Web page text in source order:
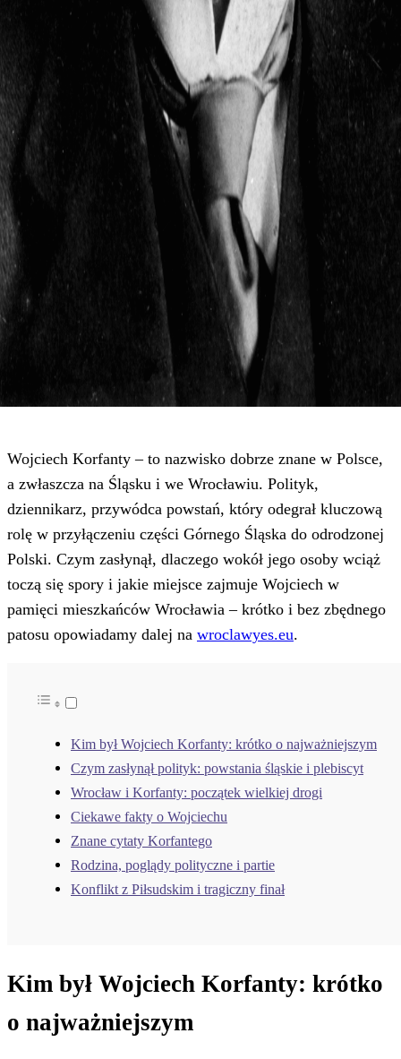
Wojciech Korfanty – to nazwisko dobrze znane w Polsce,
a zwłaszcza na Śląsku i we Wrocławiu. Polityk,
dziennikarz, przywódca powstań, który odegrał kluczową
rolę w przyłączeniu części Górnego Śląska do odrodzonej
Polski. Czym zasłynął, dlaczego wokół jego osoby wciąż
toczą się spory i jakie miejsce zajmuje Wojciech w
pamięci mieszkańców Wrocławia – krótko i bez zbędnego
patosu opowiadamy dalej na wroclawyes.eu.
Kim był Wojciech Korfanty: krótko o najważniejszym
Czym zasłynął polityk: powstania śląskie i plebiscyt
Wrocław i Korfanty: początek wielkiej drogi
Ciekawe fakty o Wojciechu
Znane cytaty Korfantego
Rodzina, poglądy polityczne i partie
Konflikt z Piłsudskim i tragiczny finał
Kim był Wojciech Korfanty: krótko
o najważniejszym